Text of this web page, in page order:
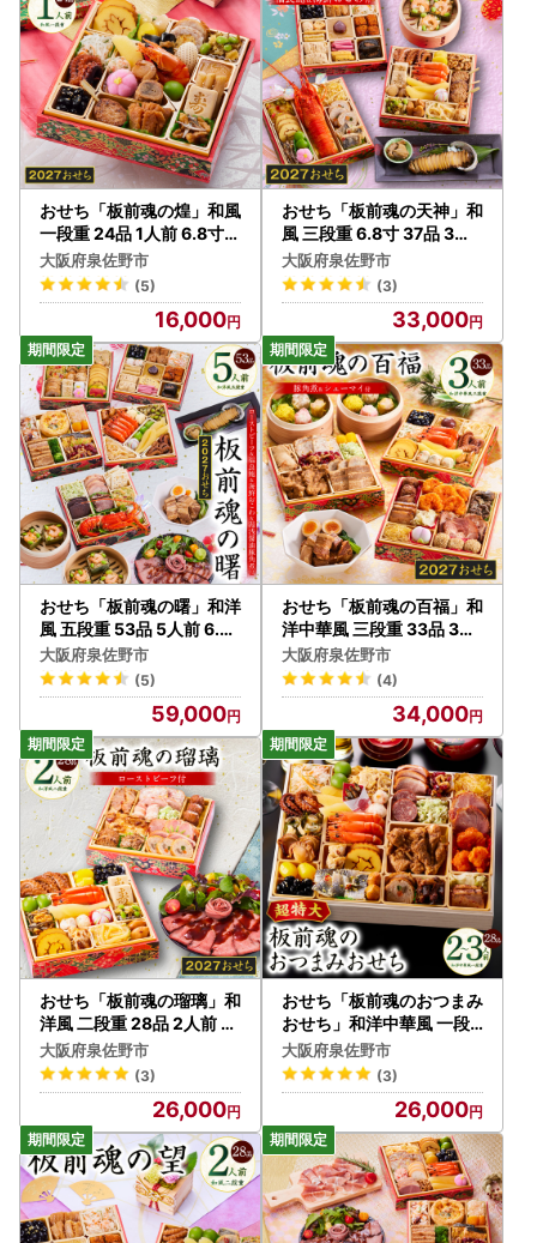
▼泉佐野市ふるさと納税特設サイト「さのちょく」
よくあるご質問https://furusato-izumisano.jp/faq/index.
php（※外部サイトへ遷移します）
お問い合わせフォームhttps://furusato-izumisano.jp/con
tact/（※外部サイトへ遷移します）
おせち「板前魂の煌」和風
一段重 24品 1人前 6.8寸【
年内発送】
大阪府泉佐野市
(5)
16,000
おせち「板前魂の天神」和
風 三段重 6.8寸 37品 3人
前 福良鮑＆海鮮箱入りお
こわ 付き【年内発送】
大阪府泉佐野市
(3)
33,000
おせち「板前魂の曙」和洋
風 五段重 53品 5人前 6.8
寸 鮑＆おこわ＆豚角煮＆
ローストビーフ 付き【年
内発送】
大阪府泉佐野市
(5)
59,000
おせち「板前魂の百福」和
洋中華風 三段重 33品 3人
前 6.8寸 豚角煮＆焼売4種
付き【年内発送】
大阪府泉佐野市
(4)
34,000
おせち「板前魂の瑠璃」和
洋風 二段重 28品 2人前 6.
8寸 ローストビーフ 付き
【年内発送】
大阪府泉佐野市
(3)
26,000
おせち「板前魂のおつまみ
おせち」和洋中華風 一段
重 28品 2～3人前 9.8寸【
年内発送】
大阪府泉佐野市
(3)
26,000